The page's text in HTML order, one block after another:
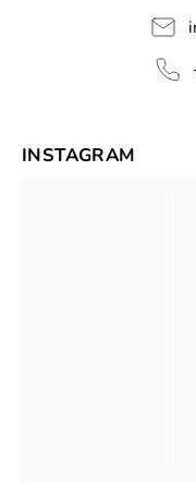
INSTAGRAM